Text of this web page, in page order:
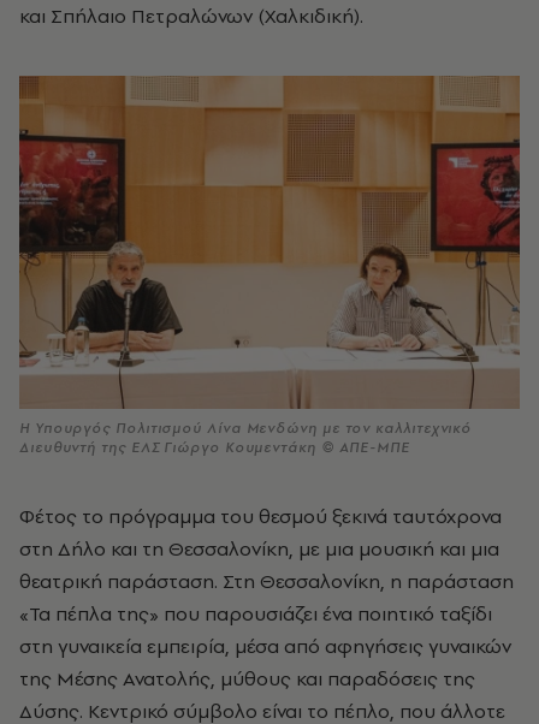
και Σπήλαιο Πετραλώνων (Χαλκιδική).
Η Υπουργός Πολιτισμού Λίνα Μενδώνη με τον καλλιτεχνικό
Διευθυντή της ΕΛΣ Γιώργο Κουμεντάκη © ΑΠΕ-ΜΠΕ
Φέτος το πρόγραμμα του θεσμού ξεκινά ταυτόχρονα
στη Δήλο και τη Θεσσαλονίκη, με μια μουσική και μια
θεατρική παράσταση. Στη Θεσσαλονίκη, η παράσταση
«Τα πέπλα της» που παρουσιάζει ένα ποιητικό ταξίδι
στη γυναικεία εμπειρία, μέσα από αφηγήσεις γυναικών
της Μέσης Ανατολής, μύθους και παραδόσεις της
Δύσης. Κεντρικό σύμβολο είναι το πέπλο, που άλλοτε